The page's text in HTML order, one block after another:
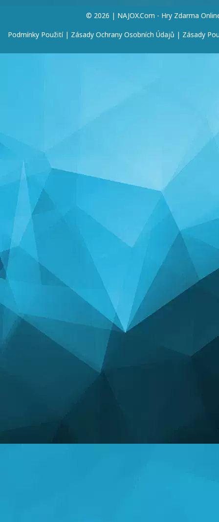
© 2026 | NAJOX.com - Hry Zdarma
Podmínky Použití| Zásady Ochrany Osobních Údajů | Zásady